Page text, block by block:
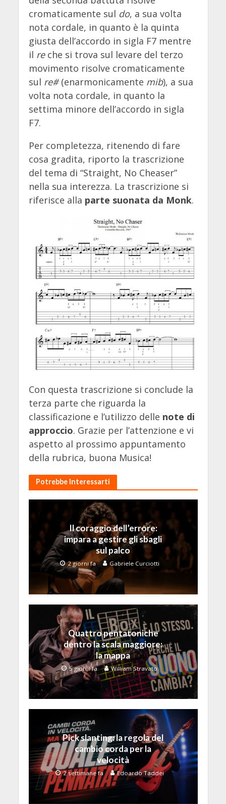
cromaticamente sul do, a sua volta
nota cordale, in quanto è la quinta
giusta dell’accordo in sigla F7 mentre
il reche si trova sul levare del terzo
movimento risolve cromaticamente
sul re#(enarmonicamente mib), a sua
volta nota cordale, in quanto la
settima minore dell’accordo in sigla
F7.
Per completezza, ritenendo di fare
cosa gradita, riporto la trascrizione
del tema di “Straight, No Cheaser”
nella sua interezza. La trascrizione si
riferisce alla parte suonata da Monk.
Con questa trascrizione si conclude la
terza parte che riguarda la
classificazione e l’utilizzo delle note di
approccio. Grazie per l’attenzione e vi
aspetto al prossimo appuntamento
della rubrica, buona Musica!
Potrebbe Interessarti
Il coraggio dell’errore:
impara a gestire gli sbagli
sul palco
2 giorni fa Gabriele Curciotti
Quattro pentatoniche
dentro la scala maggiore:
la mappa
5 giorni fa William Stravato
Pick slanting: la regola del
cambio corda per la
velocità
2 settimane fa Edoardo Taddei